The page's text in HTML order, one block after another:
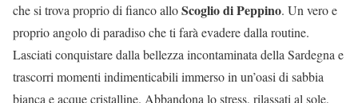
che si trova proprio di fianco alloScoglio di Peppino. Un vero e
proprio angolo di paradiso che ti farà evadere dalla routine.
Lasciati conquistare dalla bellezza incontaminata della Sardegna e
trascorri momenti indimenticabili immerso in un’oasi di sabbia
bianca e acque cristalline. Abbandona lo stress, rilassati al sole,